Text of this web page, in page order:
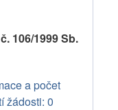
106/1999 Sb.
a počet
žádosti: 0